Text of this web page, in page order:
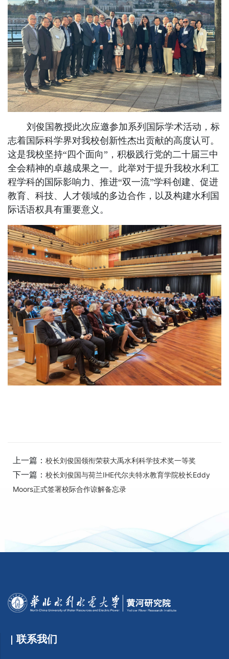
刘俊国教授此次应邀参加系列国际学术活动，标
志着国际科学界对我校创新性杰出贡献的高度认可。
这是我校坚持“四个面向”，积极践行党的二十届三中
全会精神的卓越成果之一。此举对于提升我校水利工
程学科的国际影响力、推进“双一流”学科创建、促进
教育、科技、人才领域的多边合作，以及构建水利国
际话语权具有重要意义。
上一篇： 校长刘俊国领衔荣获大禹水利科学技术奖一等奖
下一篇： 校长刘俊国与荷兰IHE代尔夫特水教育学院校长Eddy
Moors正式签署校际合作谅解备忘录
联系我们